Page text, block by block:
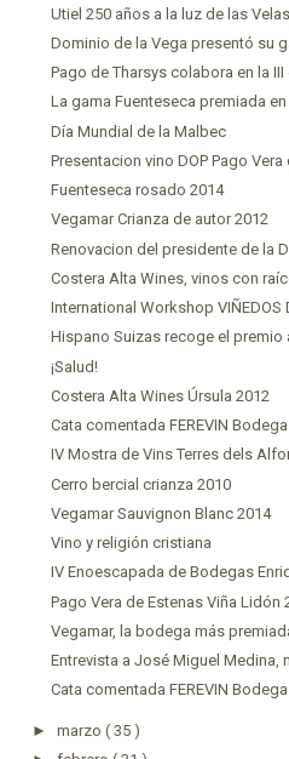
Utiel 250 años a la luz de las Velas
Dominio de la Vega presentó su
Pago de Tharsys colabora en la
La gama Fuenteseca premiada en
Día Mundial de la Malbec
Presentacion vino DOP Pago Vera
Fuenteseca rosado 2014
Vegamar Crianza de autor 2012
Renovacion del presidente de la
Costera Alta Wines, vinos con
International Workshop VIÑEDOS
Hispano Suizas recoge el premio
¡Salud!
Costera Alta Wines Úrsula 2012
Cata comentada FEREVIN
IV Mostra de Vins Terres dels
Cerro bercial crianza 2010
Vegamar Sauvignon Blanc 2014
Vino y religión cristiana
IV Enoescapada de Bodegas
Pago Vera de Estenas Viña Lidón
Vegamar, la bodega más
Entrevista a José Miguel Medina,
Cata comentada FEREVIN
► marzo ( 35 )